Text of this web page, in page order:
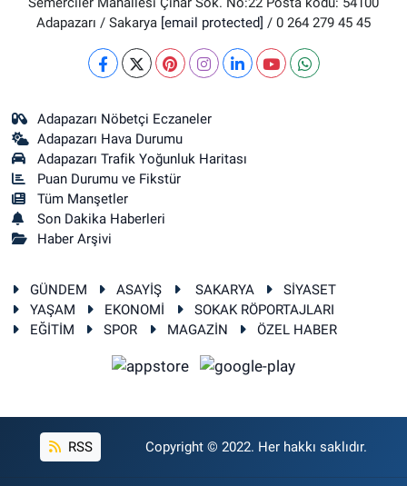
Adapazarı / Sakarya [email protected] / 0 264 279 45 45
Adapazarı Nöbetçi Eczaneler
Adapazarı Hava Durumu
Adapazarı Trafik Yoğunluk Haritası
Puan Durumu ve Fikstür
Tüm Manşetler
Son Dakika Haberleri
Haber Arşivi
GÜNDEM ASAYİŞ SAKARYA
SİYASET
YAŞAM
EKONOMİ
SOKAK RÖPORTAJLARI
EĞİTİM
SPOR MAGAZİN ÖZEL HABER
RSS Copyright © 2022. Her hakkı saklıdır.